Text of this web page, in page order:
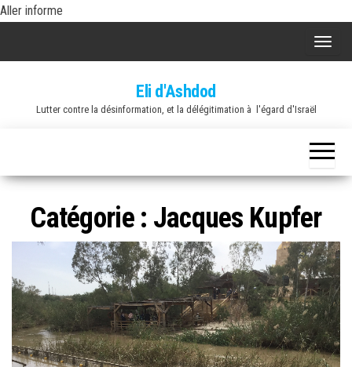
Aller informe
A
h
e
m
a
s
q
u
e
Eli d'Ashdod
Lutter contre la désinformation, et la délégitimation à l'égard d'Israël
Catégorie : Jacques Kupfer